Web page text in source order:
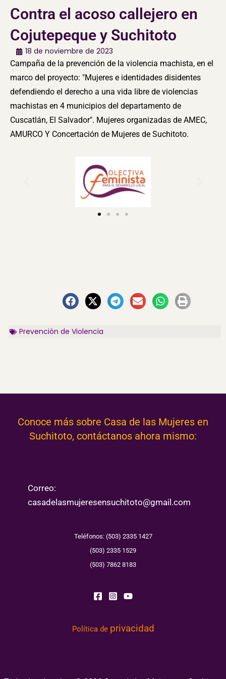
Contra el acoso callejero en
Cojutepeque y Suchitoto
18 de noviembre de 2023
Campaña de la prevención de la violencia machista, en el
marco del proyecto: "Mujeres e identidades disidentes
defendiendo el derecho a una vida libre de violencias
machistas en 4 municipios del departamento de
Cuscatlán, El Salvador". Mujeres organizadas de AMEC,
AMURCO Y Concertación de Mujeres de Suchitoto.
Prevención de Violencia
Conoce más sobre Casa de las Mujeres en
Suchitoto, contáctanos ahora mismo:
Correo:
casadelasmujeresensuchitoto@gmail.com
Teléfonos: (503) 2335 1427
(503) 2335 1529
(503) 7862 8183
Política de privacidad